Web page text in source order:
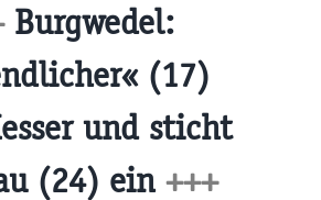
Burgwedel:
(17)
und sticht
(24) ein +++